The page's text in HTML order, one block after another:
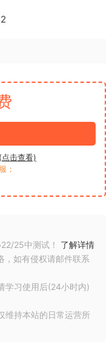
击查看)
；
25中测试！ 了解详情
，如有侵权请邮件联系
学习使用后(24小时内)
维持本站的日常运营所